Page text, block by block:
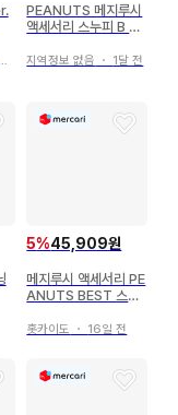
PEANUTS 메지루시
액세서리 스누피 B 스
지역정보 없음 ・ 1달 전
5%45,909원
메지루시 액세서리 PE
ANUTS BEST 스누
홋카이도 ・ 16일 전